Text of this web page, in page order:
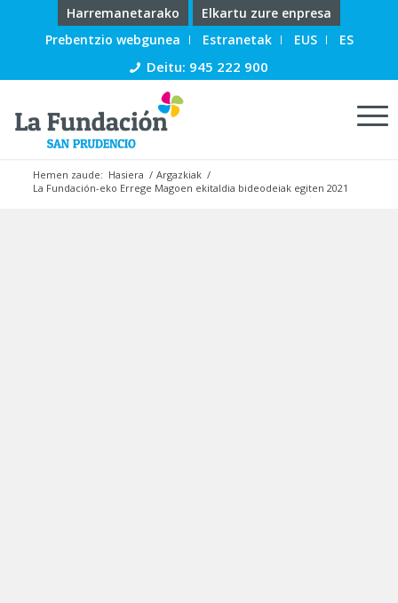
Harremanetarako
Elkartu zure enpresa
Prebentzio webgunea
Estranetak EUS ES
Deitu: 945 222 900
Hemen zaude: Hasiera / Argazkiak /
La Fundación-eko Errege Magoen ekitaldia bideodeiak egiten 2021